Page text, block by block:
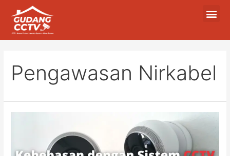
Pengawasan Nirkabel